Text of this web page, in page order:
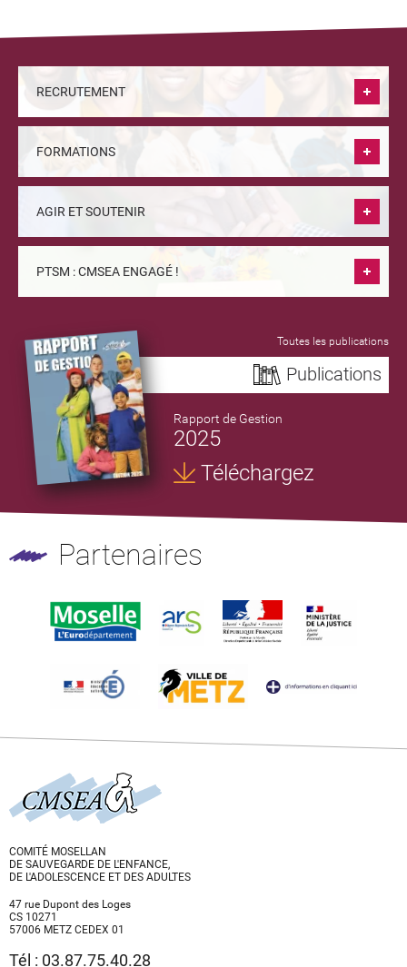
RECRUTEMENT
FORMATIONS
AGIR ET SOUTENIR
PTSM : CMSEA ENGAGÉ !
Toutes les publications
Publications
Rapport de Gestion
2025
Téléchargez
Partenaires
COMITÉ MOSELLAN
DE SAUVEGARDE DE L'ENFANCE,
DE L'ADOLESCENCE ET DES ADULTES
47 rue Dupont des Loges
CS 10271
57006 METZ CEDEX 01
Tél : 03.87.75.40.28